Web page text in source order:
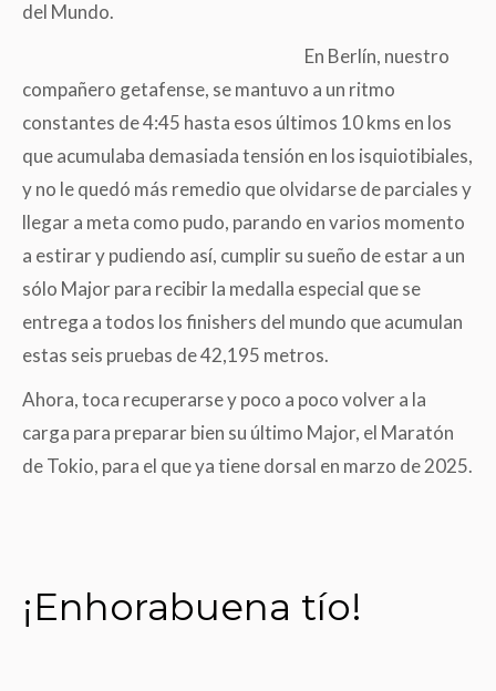
del Mundo.
En Berlín, nuestro
compañero getafense, se mantuvo a un ritmo
constantes de 4:45 hasta esos últimos 10 kms en los
que acumulaba demasiada tensión en los isquiotibiales,
y no le quedó más remedio que olvidarse de parciales y
llegar a meta como pudo, parando en varios momento
a estirar y pudiendo así, cumplir su sueño de estar a un
sólo Major para recibir la medalla especial que se
entrega a todos los finishers del mundo que acumulan
estas seis pruebas de 42,195 metros.
Ahora, toca recuperarse y poco a poco volver a la
carga para preparar bien su último Major, el Maratón
de Tokio, para el que ya tiene dorsal en marzo de 2025.
¡Enhorabuena tío!